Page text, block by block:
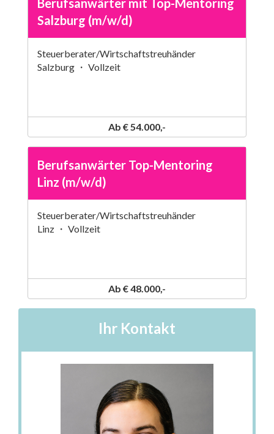
Salzburg (m/w/d)
Steuerberater/Wirtschaftstreuhänder
Salzburg ・ Vollzeit
Ab € 54.000,-
Berufsanwärter Top-Mentoring
Linz (m/w/d)
Steuerberater/Wirtschaftstreuhänder
Linz ・ Vollzeit
Ab € 48.000,-
Ihr Kontakt